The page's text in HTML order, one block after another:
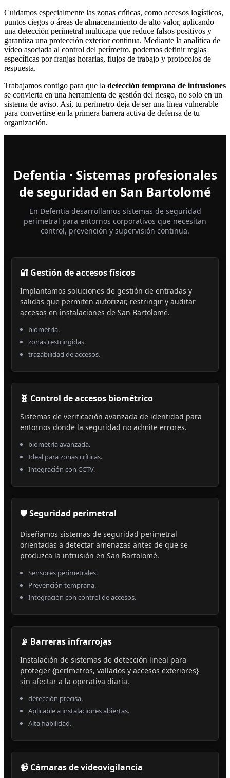
Cuidamos especialmente las zonas críticas, como accesos logísticos,
puntos ciegos o áreas de almacenamiento de alto valor, aplicando
una detección perimetral multicapa que reduce falsos positivos y
garantiza una protección exterior continua. Mediante la analítica de
vídeo asociada al control del perímetro, podemos definir reglas
específicas por franjas horarias, flujos de trabajo y protocolos de
respuesta.
Trabajamos contigo para que la detección temprana de intrusiones
se convierta en una herramienta de gestión del riesgo, no solo en un
sistema de aviso. Así, tu perímetro deja de ser una línea vulnerable
para convertirse en la primera barrera activa de defensa de tu
organización.
Defentia · Sistemas profesionales
de seguridad en San Bartolomé
En Defentia desarrollamos sistemas de seguridad
perimetral para entornos corporativos que necesitan
control, prevención y supervisión continua.
🔐 Gestión de accesos físicos
Implantamos soluciones de gestión de entradas y
salidas que permiten autorizar, restringir y auditar
accesos en instalaciones de San Bartolomé.
biometría.
zonas restringidas.
trazabilidad de accesos.
🧬 Control de accesos biométrico
Sistemas de verificación avanzada de identidad para
entornos donde la seguridad no admite errores.
biometría avanzada.
Ideal para zonas críticas.
Integración con CCTV.
🛡️ Seguridad perimetral
Diseñamos sistemas de seguridad perimetral
orientadas a detectar amenazas antes de que se
produzca la intrusión en San Bartolomé.
Sensores perimetrales.
Prevención temprana.
Integración con control de accesos.
📡 Barreras infrarrojas
Instalación de sistemas de detección lineal para
proteger {perímetros, vallados y accesos exteriores}
sin afectar a la operativa diaria.
detección precisa.
Aplicable a instalaciones abiertas.
Alta fiabilidad.
📹 Cámaras de videovigilancia